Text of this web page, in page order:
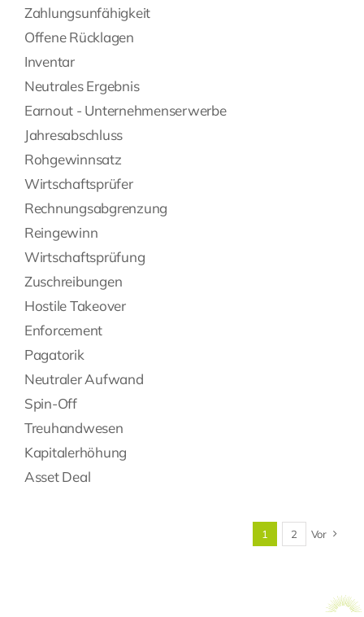
Zahlungsunfähigkeit
Offene Rücklagen
Inventar
Neutrales Ergebnis
Earnout - Unternehmenserwerbe
Jahresabschluss
Rohgewinnsatz
Wirtschaftsprüfer
Rechnungsabgrenzung
Reingewinn
Wirtschaftsprüfung
Zuschreibungen
Hostile Takeover
Enforcement
Pagatorik
Neutraler Aufwand
Spin-Off
Treuhandwesen
Kapitalerhöhung
Asset Deal
1 2 Vor